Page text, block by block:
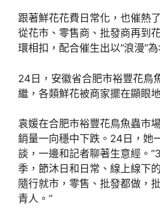
跟著鮮花花費日常化，也催熱
從花市、零售商、批發商再到
環相扣，配合催生出以“浪漫”
24日，安徽省合肥市裕豐花鳥
繼，各類鮮花被商家擺在顯眼
袁媛在合肥市裕豐花鳥魚蟲市
銷量一向穩中下跌。24日，她
談，一邊和記者聊著生意經。
季，節沐日和日常、線上線下
隨行就市，零售、批發都做，
青人。”